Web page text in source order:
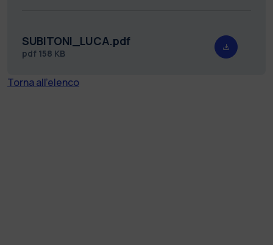
SUBITONI_LUCA.pdf
pdf 158 KB
Torna all'elenco